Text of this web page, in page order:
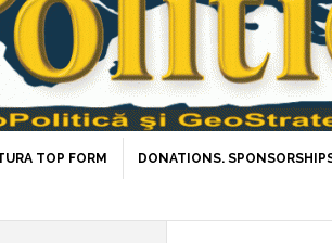
TOP FORM DONATIONS.